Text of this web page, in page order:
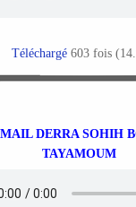
Téléchargé 603 fois
DERRA SOHIH
TAYAMOUM